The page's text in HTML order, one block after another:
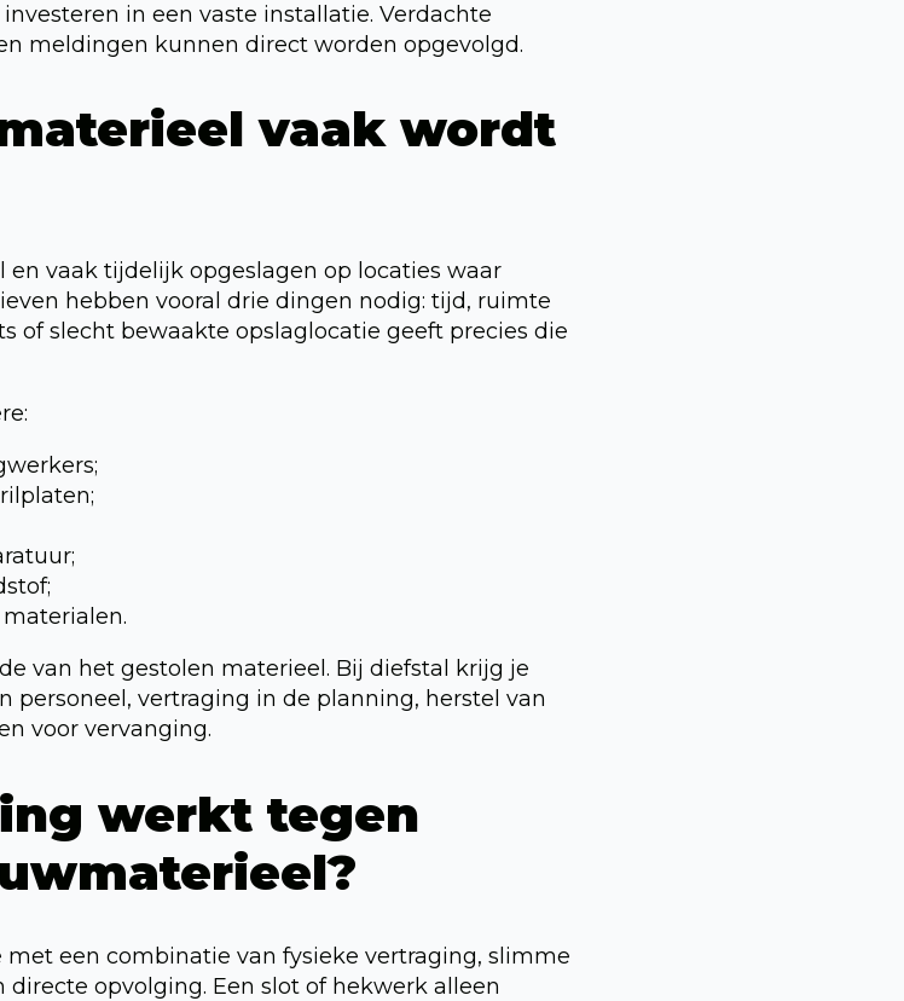
in een vaste installatie. Verdachte
meldingen kunnen direct worden opgevolgd.
vaak wordt
vaak tijdelijk opgeslagen op locaties waar
hebben vooral drie dingen nodig: tijd, ruimte
of slecht bewaakte opslaglocatie geeft precies die
van het gestolen materieel. Bij diefstal krijg je
personeel, vertraging in de planning, herstel van
voor vervanging.
werkt tegen
een combinatie van fysieke vertraging, slimme
opvolging. Een slot of hekwerk alleen